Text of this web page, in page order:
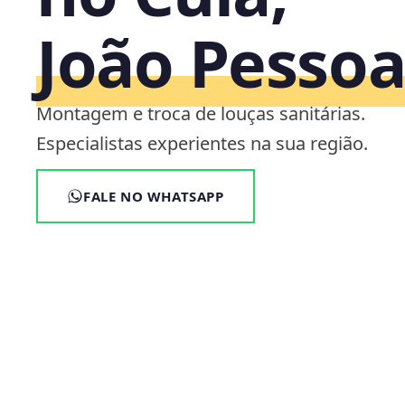
João
Montagem e troca de louças sanitárias.
Especialistas experientes na sua região.
FALE NO WHATSAPP